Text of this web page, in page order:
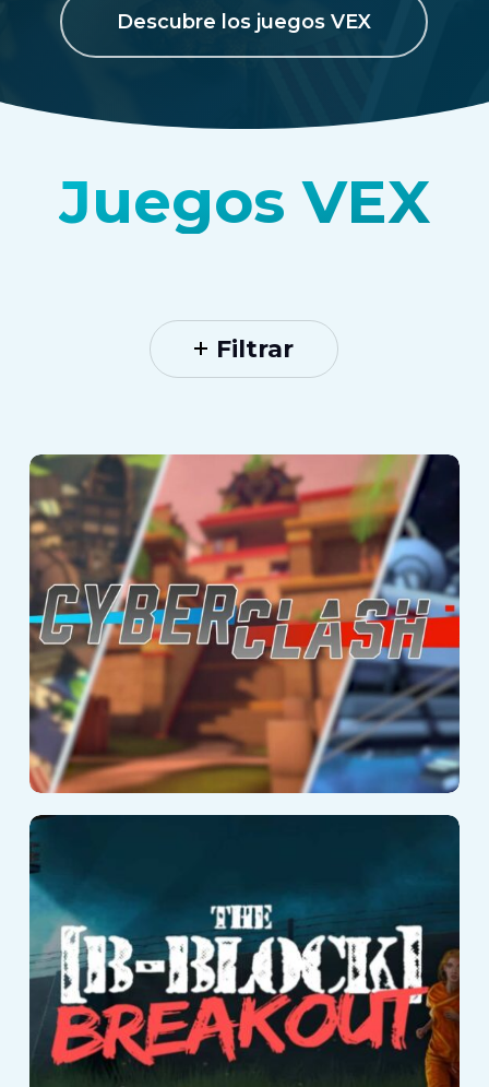
Descubre los juegos VEX
Juegos VEX
Filtrar
Cyberclash
Breakout